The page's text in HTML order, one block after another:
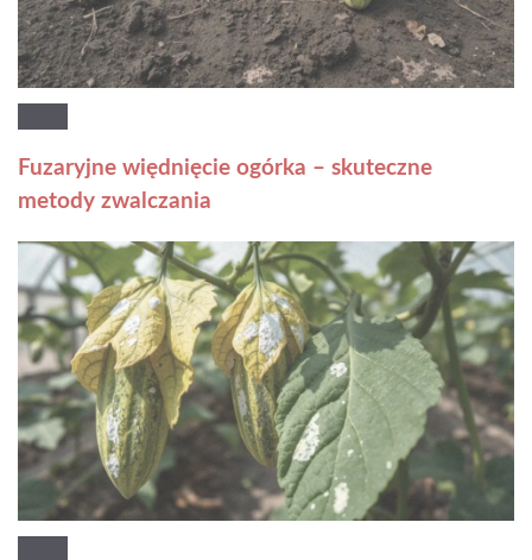
Fuzaryjne więdnięcie ogórka – skuteczne
metody zwalczania